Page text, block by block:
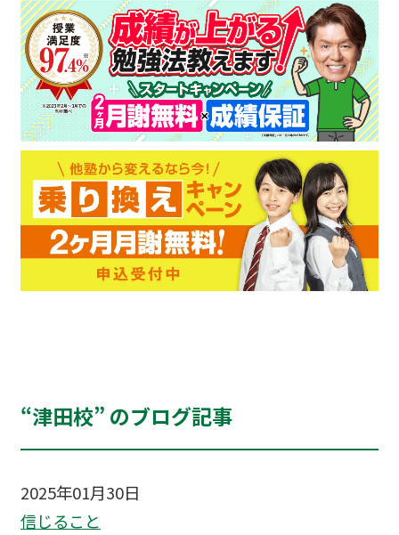
“津田校” のブログ記事
2025年01月30日
信じること